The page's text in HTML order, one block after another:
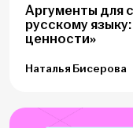
Аргументы для
русскому
ценности»
Наталья Бисерова